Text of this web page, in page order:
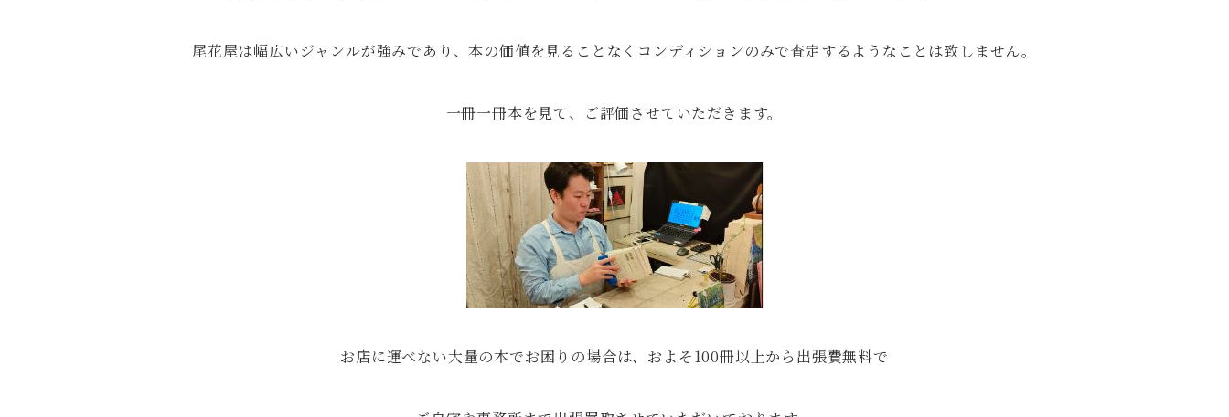
尾花屋は幅広いジャンルが強みであり、本の価値を見ることなくコンディションのみで査定するようなことは致しません。
一冊一冊本を見て、ご評価させていただきます。
お店に運べない大量の本でお困りの場合は、およそ100冊以上から出張費無料で